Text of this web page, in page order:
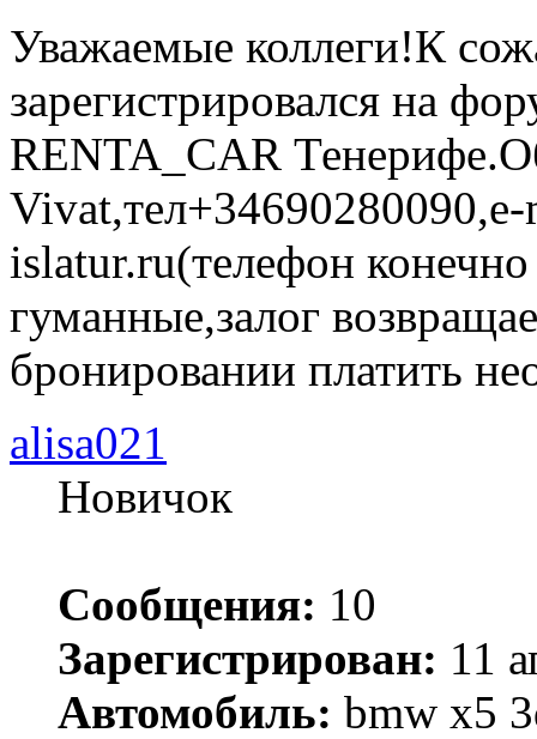
Уважаемые коллеги!К
зарегистрировался на
RENTA_CAR
islatur.ru(телефон
гуманные,залог
бронировании платить
alisa021
Новичок
Сообщения: 10
Зарегистрирован: 11
Автомобиль: bmw x5